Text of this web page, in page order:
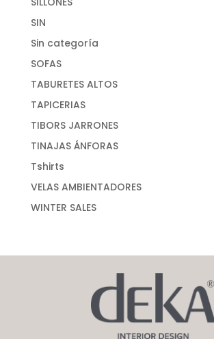
SIN
Sin categoría
SOFAS
TABURETES ALTOS
TAPICERIAS
TIBORS JARRONES
TINAJAS ÁNFORAS
Tshirts
VELAS AMBIENTADORES
WINTER SALES